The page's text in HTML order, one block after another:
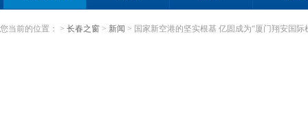
您当前的位置： > 长春之窗 > 新闻 > 国家新空港的坚实根基 亿固成为“厦门翔安国际